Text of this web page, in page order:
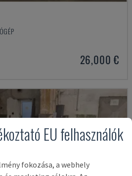
26,000 €
EU felhasználók
fokozása, a webhely